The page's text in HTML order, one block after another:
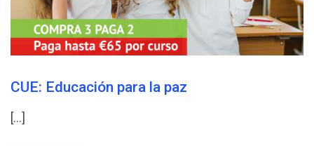
CUE: Educación para la paz
[…]